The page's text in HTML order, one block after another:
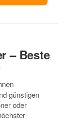
– Beste
günstigen
oder